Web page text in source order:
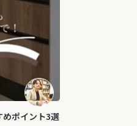
ポイント3選